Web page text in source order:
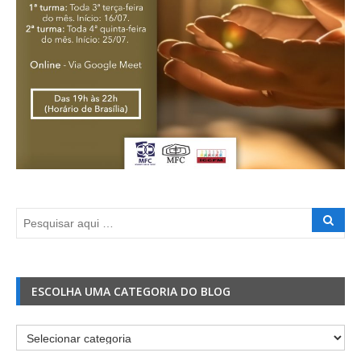
ESCOLHA UMA CATEGORIA DO BLOG
Escolha
uma